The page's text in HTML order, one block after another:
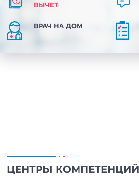
ВЫЧЕТ
ВРАЧ НА ДОМ
ЦЕНТРЫ КОМПЕТЕНЦИЙ